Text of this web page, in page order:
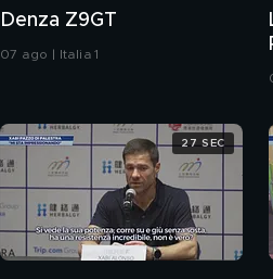
Denza Z9GT
07 ago | Italia 1
27 SEC